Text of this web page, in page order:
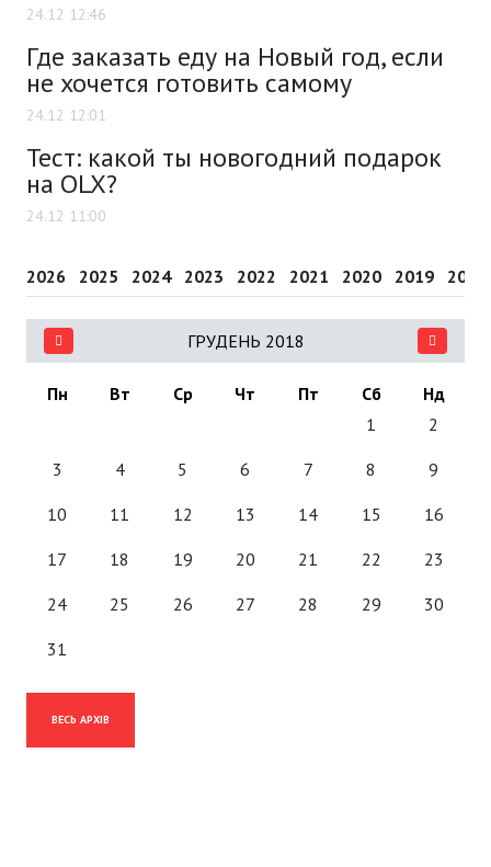
24.12 12:46
Где заказать еду на Новый год, если
не хочется готовить самому
24.12 12:01
Тест: какой ты новогодний подарок
на OLX?
24.12 11:00
2026 2025 2024 2023 2022 2021 2020 2019 2018
ГРУДЕНЬ 2018
Пн Вт Ср Чт Пт Сб
Нд
1
2
3 4 5 6 7 8 9
10 11 12 13 14 15 16
17 18 19 20 21 22 23
24 25 26 27 28 29 30
31
ВЕСЬ АРХІВ